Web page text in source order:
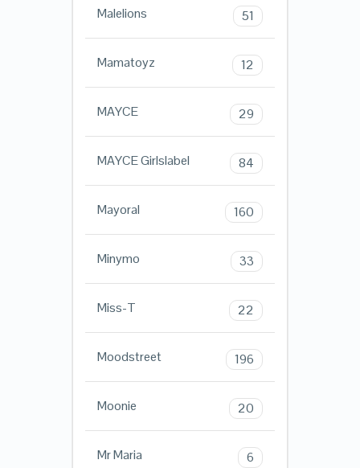
Malelions 51
Mamatoyz 12
MAYCE 29
MAYCE Girlslabel 84
Mayoral 160
Minymo 33
Miss-T 22
Moodstreet 196
Moonie 20
Mr Maria 6